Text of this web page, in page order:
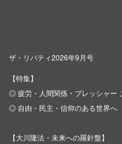
ザ・リバティ2026年9月号
【特集】
◎ 疲労・人間関係・プレッシャー
◎ 自由・民主・信仰のある世界へ
【大川隆法・未来への羅針盤】